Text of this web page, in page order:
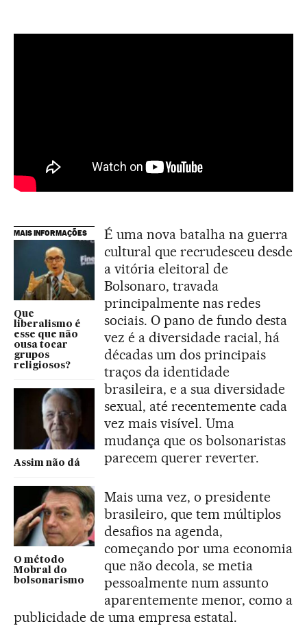
MAIS INFORMAÇÕES
Que
liberalismo é
esse que não
ousa tocar
grupos
religiosos?
Assim não dá
O método
Mobral do
bolsonarismo
É uma nova batalha na guerra
cultural que recrudesceu desde
a vitória eleitoral de
Bolsonaro, travada
principalmente nas redes
sociais. O pano de fundo desta
vez é a diversidade racial, há
décadas um dos principais
traços da identidade
brasileira, e a sua diversidade
sexual, até recentemente cada
vez mais visível. Uma
mudança que os bolsonaristas
parecem querer reverter.
Mais uma vez, o presidente
brasileiro, que tem múltiplos
desafios na agenda,
começando por uma economia
que não decola, se metia
pessoalmente num assunto
aparentemente menor, como a
publicidade de uma empresa estatal.